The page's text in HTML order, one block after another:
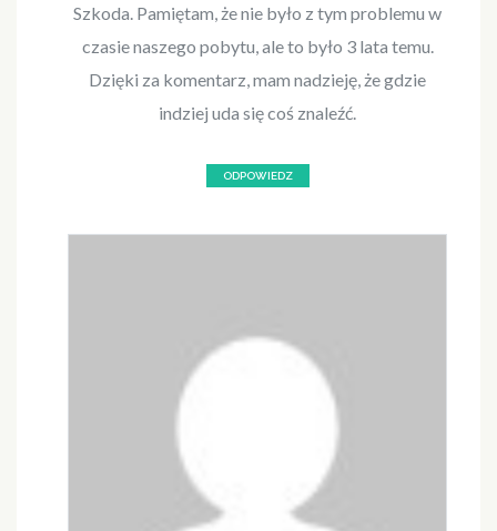
Szkoda. Pamiętam, że nie było z tym problemu w
czasie naszego pobytu, ale to było 3 lata temu.
Dzięki za komentarz, mam nadzieję, że gdzie
indziej uda się coś znaleźć.
ODPOWIEDZ